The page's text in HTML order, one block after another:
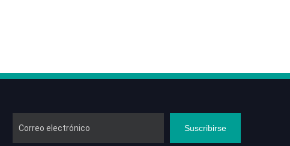
Suscribirse